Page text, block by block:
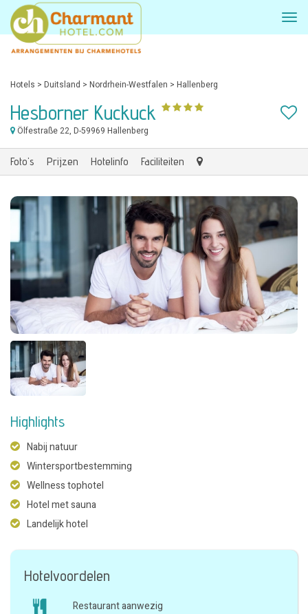
Hotels > Duitsland > Nordrhein-Westfalen > Hallenberg
Hesborner Kuckuck
Ölfestraße 22, D-59969 Hallenberg
Foto's Prijzen Hotelinfo Faciliteiten
Highlights
Nabij natuur
Wintersportbestemming
Wellness tophotel
Hotel met sauna
Landelijk hotel
Hotelvoordelen
Restaurant aanwezig